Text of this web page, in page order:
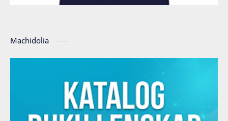
Machidolia